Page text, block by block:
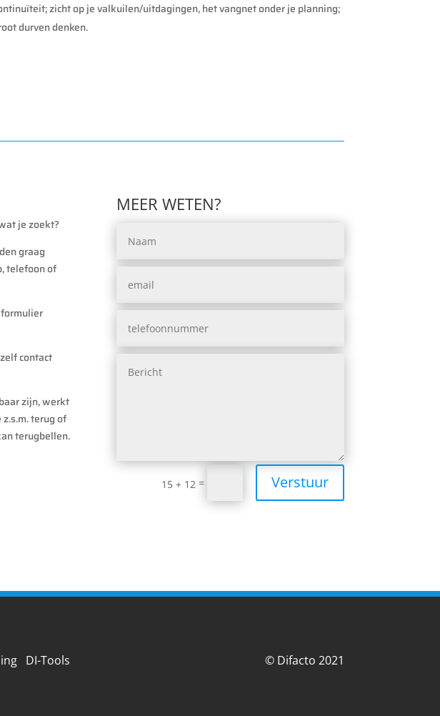
zicht op je valkuilen/uitdagingen, het vangnet onder je planning;
durven denken.
je zoekt?
graag
telefoon of
contact
zijn, werkt
terug of
terugbellen.
MEER WETEN?
15 + 12 = Verstuur
DI-Tools © Difacto 2021